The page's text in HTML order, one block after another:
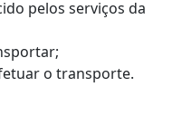
pelos serviços da
o transporte.